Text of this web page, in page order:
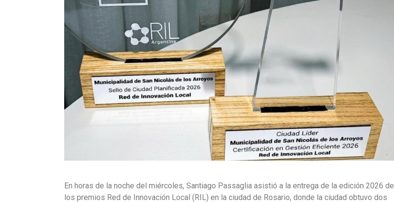
En horas de la noche del miércoles, Santiago Passaglia asistió a la entrega de la edición 2026 de
los premios Red de Innovación Local (RIL) en la ciudad de Rosario, donde la ciudad obtuvo dos